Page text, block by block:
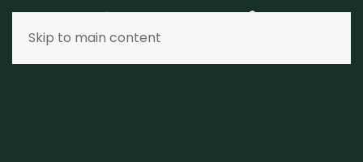
Skip to main content